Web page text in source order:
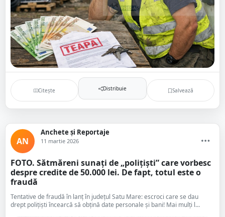
Citește Distribuie Salvează
AN
Anchete și Reportaje
11 martie 2026
FOTO. Sătmăreni sunați de „polițiști” care vorbesc
despre credite de 50.000 lei. De fapt, totul este o
fraudă
Tentative de fraudă în lanț în județul Satu Mare: escroci care se dau
drept polițiști încearcă să obțină date personale și bani! Mai mulți l...